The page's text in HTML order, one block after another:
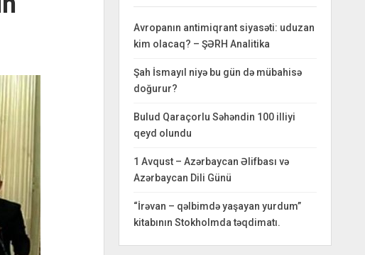
Avropanın antimiqrant siyasəti: uduzan
kim olacaq? – ŞƏRH Analitika
Şah İsmayıl niyə bu gün də mübahisə
doğurur?
Bulud Qaraçorlu Səhəndin 100 illiyi
qeyd olundu
1 Avqust – Azərbaycan Əlifbası və
Azərbaycan Dili Günü
“İrəvan – qəlbimdə yaşayan yurdum”
kitabının Stokholmda təqdimatı.